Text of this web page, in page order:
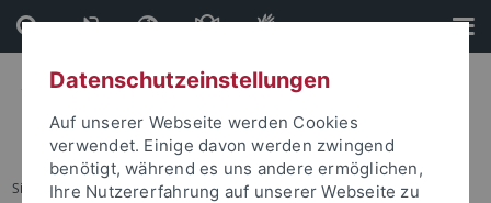
Direkt
zum
Inhalt
Direkt
zur
Fußleiste
Sie sind hier: Startseite
Datenschutzeinstellungen
Auf unserer Webseite werden Cookies
verwendet. Einige davon werden zwingend
benötigt, während es uns andere ermöglichen,
Ihre Nutzererfahrung auf unserer Webseite zu